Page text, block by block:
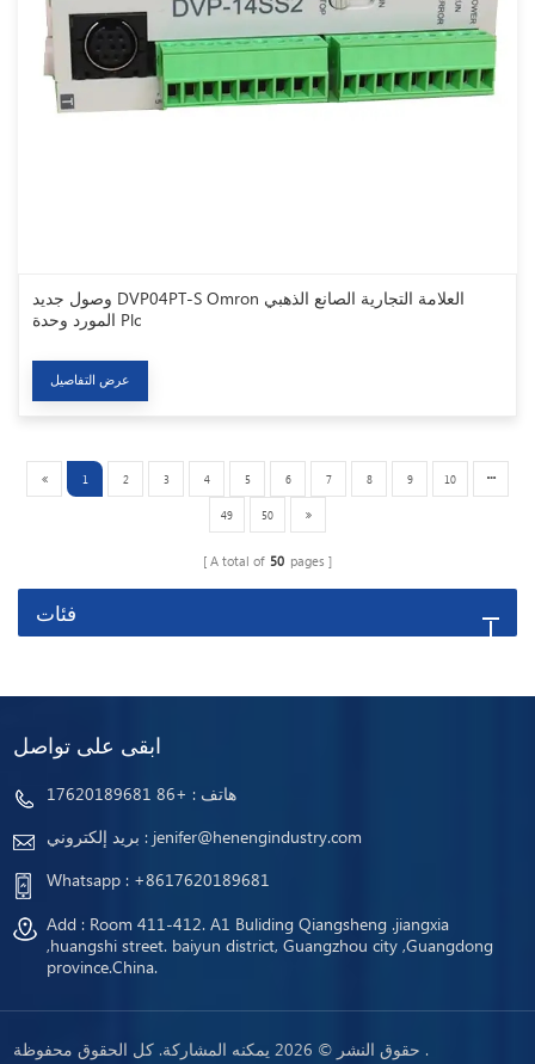
وصول جديد DVP04PT-S Omron العلامة التجارية الصانع الذهبي
المورد وحدة Plc
عرض التفاصيل
1 2 3 4 5 6 7 8 9 10
49 50
A total of 50 pages
فئات
ابقى على تواصل
هاتف : +86 17620189681
بريد إلكتروني : jenifer@henengindustry.com
Whatsapp : +8617620189681
Add : Room 411-412. A1 Buliding Qiangsheng .jiangxia
,huangshi street. baiyun district, Guangzhou city ,Guangdong
province.China.
حقوق النشر © 2026 يمكنه المشاركة. كل الحقوق محفوظة .